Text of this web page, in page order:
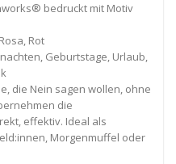
bedruckt mit Motiv
Rot
Geburtstage, Urlaub,
die Nein sagen wollen, ohne
die
effektiv. Ideal als
Morgenmuffel oder